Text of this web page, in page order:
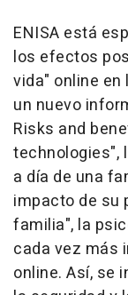
ENISA está
los efectos
vida" online en
un nuevo
Risks and
technologies",
a día de una
impacto de su
familia", la
cada vez más
online. Así, se